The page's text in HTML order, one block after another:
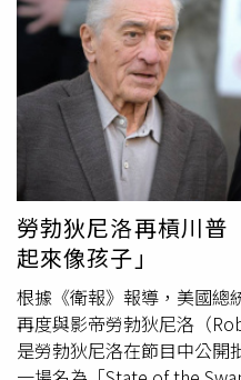
例其他脫口秀演員來台演出
稱，未使用類似表述，使
黃豪平於留言區回應表示
域」、「位置」區分使用，
架售票資訊，未在用詞上多
達歉意，並表示若用詞不
容修改為「台灣」。此外，
音，黃豪平也以自嘲方式回
丑」，他則回應「我是大丑
事件延燒後，網路上出現不
「台灣」，避免產生誤解；
類，不需過度解讀。另有留
論呈現多元觀點。整起事件
勞勃狄尼洛再槓川
起來像孩子」
根據《衛報》報導，美國總
再度與影帝勞勃狄尼洛（
是勞勃狄尼洛在節目中公開